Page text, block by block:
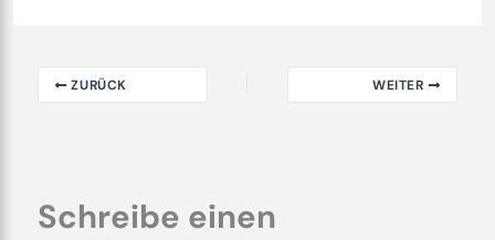
ZURÜCK WEITER
Schreibe einen